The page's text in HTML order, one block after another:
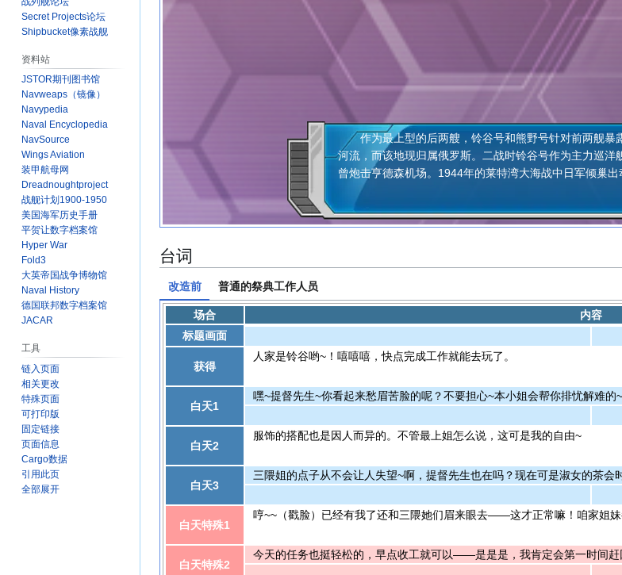
作为最上型的后两艘，铃谷号和熊野号针对前两舰暴
河流，而该地现归属俄罗斯。二战时铃谷号作为主力巡
曾炮击亨德森机场。1944年的莱特湾大海战中日军倾巢出
台词
改造前 普通的祭典工作人员
场合
内容
标题画面
获得
人家是铃谷哟~！嘻嘻嘻，快点完成工作就能去玩了。
白天1
嘿~提督先生~你看起来愁眉苦脸的呢？不要担心~本小姐会帮你排忧解难的~
白天2
服饰的搭配也是因人而异的。不管最上姐怎么说，这可是我的自由~
白天3
三隈姐的点子从不会让人失望~啊，提督先生也在吗？现在可是淑女的茶会
白天特殊1
哼~~（戳脸）已经有我了还和三隈她们眉来眼去——这才正常嘛！咱家姐
白天特殊2
今天的任务也挺轻松的，早点收工就可以——是是是，我肯定会第一时间赶
Secret Projects论坛
Shipbucket像素战舰
资料站
JSTOR期刊图书馆
Navweaps（镜像）
Navypedia
Naval Encyclopedia
NavSource
Wings Aviation
装甲航母网
Dreadnoughtproject
战舰计划1900-1950
美国海军历史手册
平贺让数字档案馆
Hyper War
Fold3
大英帝国战争博物馆
Naval History
德国联邦数字档案馆
JACAR
工具
链入页面
相关更改
特殊页面
可打印版
固定链接
页面信息
Cargo数据
引用此页
全部展开